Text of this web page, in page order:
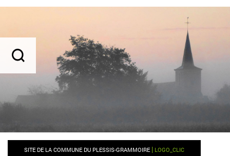
SITE DE LA COMMUNE DU PLESSIS-GRAMMOIRE| LOGO_CLIC